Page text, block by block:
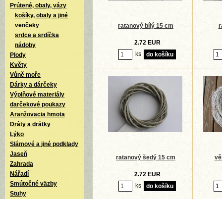
Prútené, obaly, vázy
košíky, obaly a jiné
venčeky
srdce a srdíčka
nádoby
Plody
Květy
Vůně moře
Dárky a dárčeky
Výplňové materiály
darčekové poukazy
Aranžovacia hmota
Dráty a drátky
Lýko
Slámové a jiné podklady
Jaseň
Zahrada
Nářadí
Smútočné väzby
Stuhy
ratanový bílý 15 cm
2.72 EUR
ks
ratanový šedý 15 cm
2.72 EUR
ks